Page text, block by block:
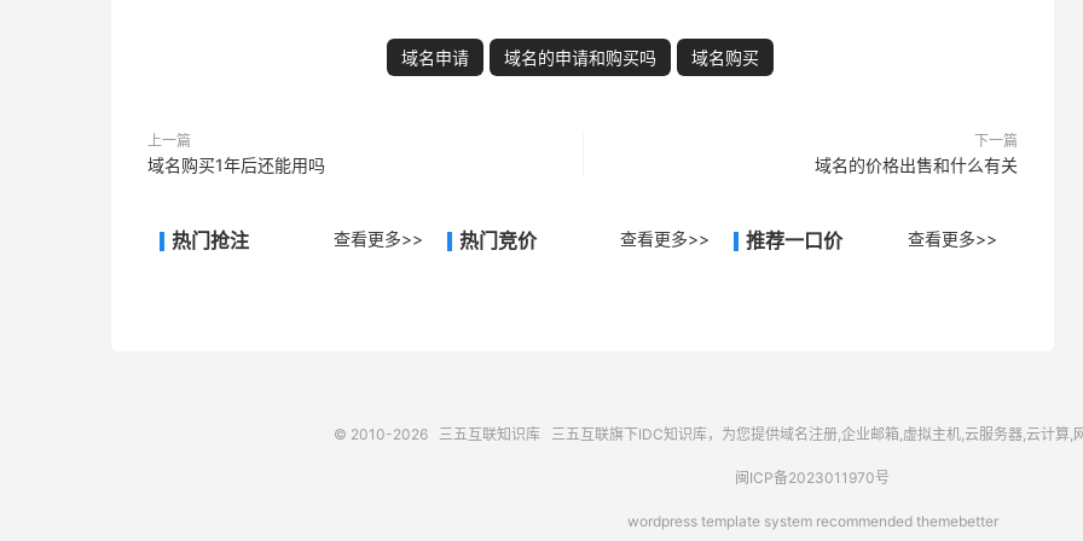
域名申请 域名的申请和购买吗 域名购买
上一篇
域名购买1年后还能用吗
下一篇
域名的价格出售和什么有关
热门抢注 查看更多>> 热门竞价 查看更多>> 推荐一口价 查看更多>>
© 2010-2026 三五互联知识库 三五互联旗下IDC知识库，为您提供域名注册,企业邮箱,虚拟主机,云服务器,云计算,
闽ICP备2023011970号
wordpress template system recommended themebetter